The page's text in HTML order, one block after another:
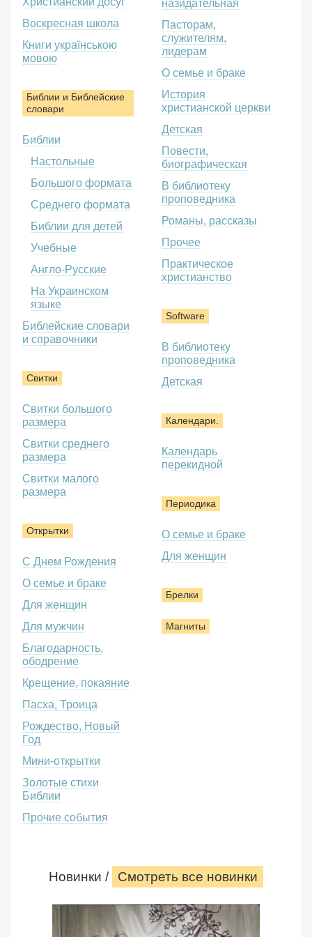
Воскресная школа
Книги українською
мовою
Библии и Библейские
словари
Библии
Настольные
Большого формата
Среднего формата
Библии для детей
Учебные
Англо-Русские
На Украинском
языке
Библейские словари
и справочники
Свитки
Свитки большого
размера
Свитки среднего
размера
Свитки малого
размера
Открытки
С Днем Рождения
О семье и браке
Для женщин
Для мужчин
Благодарность,
ободрение
Крещение, покаяние
Пасха, Троица
Рождество, Новый
Год
Мини-открытки
Золотые стихи
Библии
Прочие события
назидательная
Пасторам,
служителям,
лидерам
О семье и браке
История
христианской церкви
Детская
Повести,
биографическая
В библиотеку
проповедника
Романы, рассказы
Прочее
Практическое
христианство
Software
В библиотеку
проповедника
Детская
Календари.
Календарь
перекидной
Периодика
О семье и браке
Для женщин
Брелки
Магниты
Новинки / Смотреть все новинки